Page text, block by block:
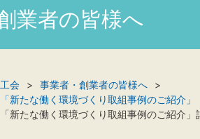
業者の皆様へ
会
事業者・創業者の皆様へ
新たな働く環境づくり取組事例のご紹介」
新たな働く環境づくり取組事例のご紹介」